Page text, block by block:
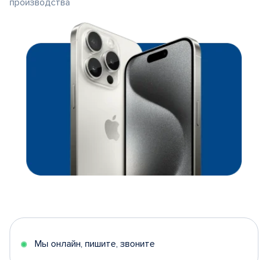
производства
Мы онлайн, пишите, звоните